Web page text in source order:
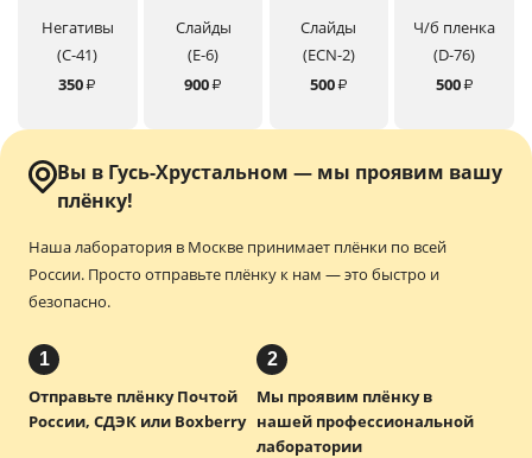
Негативы
(C-41)
350₽
Слайды
(E-6)
900₽
Слайды
(ECN-2)
500₽
Ч/б пленка
(D-76)
500₽
Вы в Гусь-Хрустальном — мы проявим вашу
плёнку!
Наша лаборатория в Москве принимает плёнки по всей
России. Просто отправьте плёнку к нам — это быстро и
безопасно.
1
Отправьте плёнку Почтой
России, СДЭК или Boxberry
2
Мы проявим плёнку в
нашей профессиональной
лаборатории